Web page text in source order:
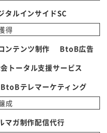
タルインサイドSC
得
ンテンツ制作
BtoB広告
トータル支援サービス
BtoBテレマーケティング
成
マガ制作配信代行